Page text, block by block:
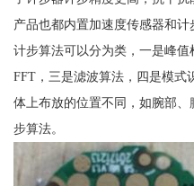
产品也都内置加速度传感器和计
计步算法可以分为类，一是峰
FFT，三是滤波算法，四是模式
体上布放的位置不同，如腕部
步算法。